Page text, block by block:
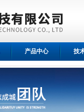
产品中心 技